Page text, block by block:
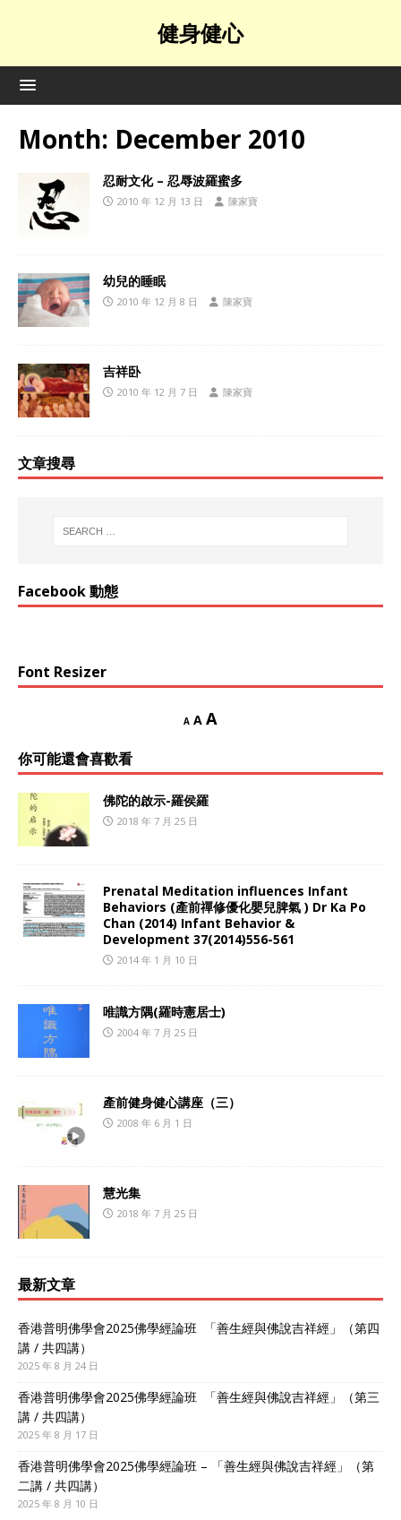
健身健心
Month: December 2010
忍耐文化 – 忍辱波羅蜜多
2010 年 12 月 13 日 陳家寶
幼兒的睡眠
2010 年 12 月 8 日 陳家寶
吉祥卧
2010 年 12 月 7 日 陳家寶
文章搜尋
Facebook 動態
Font Resizer
A A A
你可能還會喜歡看
佛陀的啟示-羅侯羅
2018 年 7 月 25 日
Prenatal Meditation influences Infant
Behaviors (產前禪修優化嬰兒脾氣 ) Dr Ka Po
Chan (2014) Infant Behavior &
Development 37(2014)556-561
2014 年 1 月 10 日
唯識方隅(羅時憲居士)
2004 年 7 月 25 日
產前健身健心講座（三）
2008 年 6 月 1 日
慧光集
2018 年 7 月 25 日
最新文章
香港普明佛學會2025佛學經論班 「善生經與佛說吉祥經」（第四
講 / 共四講）
2025 年 8 月 24 日
香港普明佛學會2025佛學經論班 「善生經與佛說吉祥經」（第三
講 / 共四講）
2025 年 8 月 17 日
香港普明佛學會2025佛學經論班 – 「善生經與佛說吉祥經」（第
二講 / 共四講）
2025 年 8 月 10 日